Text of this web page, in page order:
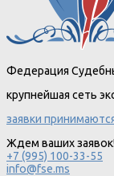
Федерация
крупнейшая сеть
заявки
Ждем ваших заявок!
+7 (995) 100-33-55
info@fse.ms